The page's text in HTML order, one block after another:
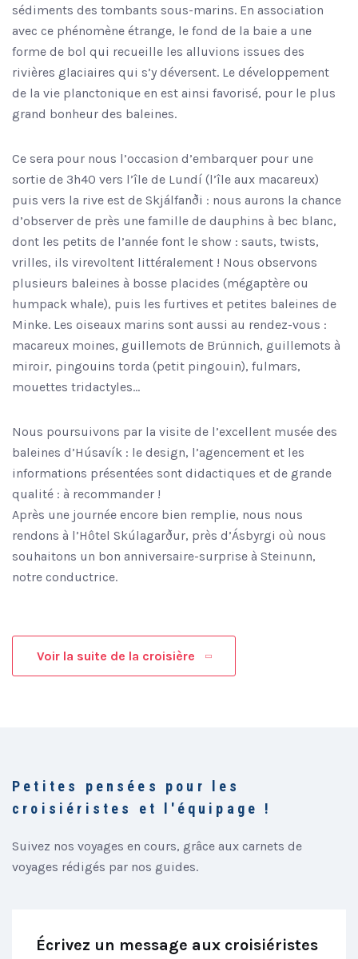
sédiments des tombants sous-marins. En association
avec ce phénomène étrange, le fond de la baie a une
forme de bol qui recueille les alluvions issues des
rivières glaciaires qui s’y déversent. Le développement
de la vie planctonique en est ainsi favorisé, pour le plus
grand bonheur des baleines.
Ce sera pour nous l’occasion d’embarquer pour une
sortie de 3h40 vers l’île de Lundí (l’île aux macareux)
puis vers la rive est de Skjálfanði : nous aurons la chance
d’observer de près une famille de dauphins à bec blanc,
dont les petits de l’année font le show : sauts, twists,
vrilles, ils virevoltent littéralement ! Nous observons
plusieurs baleines à bosse placides (mégaptère ou
humpack whale), puis les furtives et petites baleines de
Minke. Les oiseaux marins sont aussi au rendez-vous :
macareux moines, guillemots de Brünnich, guillemots à
miroir, pingouins torda (petit pingouin), fulmars,
mouettes tridactyles…
Nous poursuivons par la visite de l’excellent musée des
baleines d’Húsavík : le design, l’agencement et les
informations présentées sont didactiques et de grande
qualité : à recommander !
Après une journée encore bien remplie, nous nous
rendons à l’Hôtel Skúlagarður, près d’Ásbyrgi où nous
souhaitons un bon anniversaire-surprise à Steinunn,
notre conductrice.
Voir la suite de la croisière
Petites pensées pour les
croisiéristes et l'équipage !
Suivez nos voyages en cours, grâce aux carnets de
voyages rédigés par nos guides.
Écrivez un message aux croisiéristes